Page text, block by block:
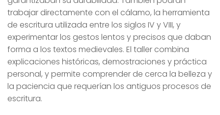
trabajar directamente con el cálamo, la herramienta
de escritura utilizada entre los siglos IV y VIII, y
experimentar los gestos lentos y precisos que daban
forma a los textos medievales. El taller combina
explicaciones históricas, demostraciones y práctica
personal, y permite comprender de cerca la belleza y
la paciencia que requerían los antiguos procesos de
escritura.